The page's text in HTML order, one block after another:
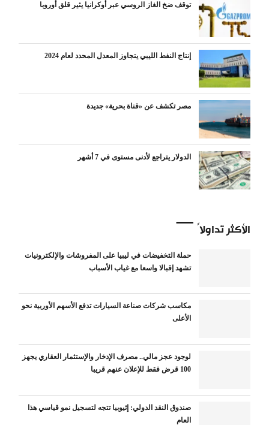
توقف ضخ الغاز الروسي عبر أوكرانيا يثير قلق أوروبا
إنتاج النفط الليبي يتجاوز المعدل المحدد لعام 2024
مصر تكشف عن «قناة بحرية» جديدة
الدولار يتراجع لأدنى مستوى في 7 أشهر
الأكثر تداولاً
حملة التخفيضات في ليبيا على المفروشات والإلكترونيات
تشهد إقبالا واسعا مع غياب الأسباب
مكاسب شركات صناعة السيارات تدفع الأسهم الأوربية نحو
الأعلى
لوجود عجز مالي.. مصرف الإدخار والإستثمار العقاري يجهز
100 قرض فقط للإعلان عنهم قريبا
صندوق النقد الدولي: إثيوبيا تتجه لتسجيل نمو قياسي هذا
العام